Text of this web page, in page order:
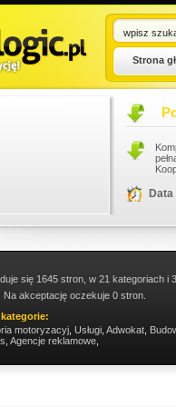
Strona
się 1645 stron, w 21 kategoriach i
Na akceptację oczekuje 0 stron.
motoryzacyj Usługi Adwokat
Agencje reklamowe